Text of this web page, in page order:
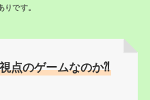
です。
点のゲームなのか⁈